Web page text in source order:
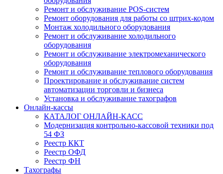
Ремонт и обслуживание POS-систем
Ремонт оборудования для работы со штрих-кодом
Монтаж холодильного оборудования
Ремонт и обслуживание холодильного
оборудования
Ремонт и обслуживание электромеханического
оборудования
Ремонт и обслуживание теплового оборудования
Проектирование и обслуживание систем
автоматизации торговли и бизнеса
Установка и обслуживание тахографов
Онлайн-кассы
КАТАЛОГ ОНЛАЙН-КАСС
Модернизация контрольно-кассовой техники под
54 ФЗ
Реестр ККТ
Реестр ОФД
Реестр ФН
Тахографы